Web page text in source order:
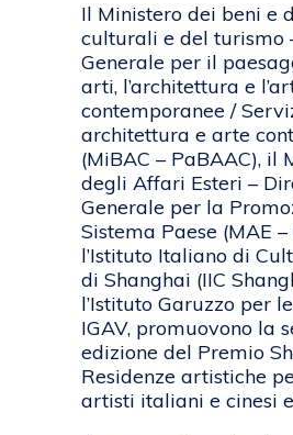
Il Ministero dei beni e
culturali e del turismo
Generale per il
arti, l’architettura e
contemporanee /
architettura e arte
(MiBAC – PaBAAC), il
degli Affari Esteri –
Generale per la
Sistema Paese (MAE –
l’Istituto Italiano di
di Shanghai (IIC
l’Istituto Garuzzo per
IGAV, promuovono la
edizione del Premio
Residenze artistiche
artisti italiani e cinesi